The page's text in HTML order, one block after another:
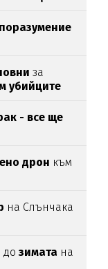
за
убийците
- все ще
дрон към
на Слънчака
дозимата на